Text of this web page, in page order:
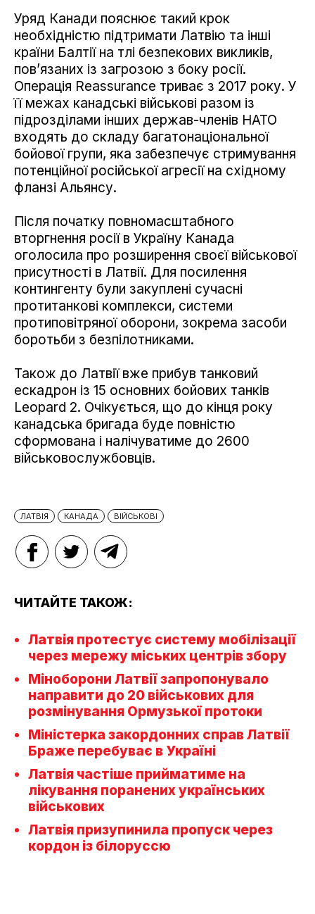
Уряд Канади пояснює такий крок
необхідністю підтримати Латвію та інші
країни Балтії на тлі безпекових викликів,
пов’язаних із загрозою з боку росії.
Операція Reassurance триває з 2017 року. У
її межах канадські військові разом із
підрозділами інших держав-членів НАТО
входять до складу багатонаціональної
бойової групи, яка забезпечує стримування
потенційної російської агресії на східному
фланзі Альянсу.
Після початку повномасштабного
вторгнення росії в Україну Канада
оголосила про розширення своєї військової
присутності в Латвії. Для посилення
контингенту були закуплені сучасні
протитанкові комплекси, системи
протиповітряної оборони, зокрема засоби
боротьби з безпілотниками.
Також до Латвії вже прибув танковий
ескадрон із 15 основних бойових танків
Leopard 2. Очікується, що до кінця року
канадська бригада буде повністю
сформована і налічуватиме до 2600
військовослужбовців.
ЛАТВІЯ КАНАДА ВІЙСЬКОВІ
ЧИТАЙТЕ ТАКОЖ:
Латвія протестує систему мобілізації
через мережу міських центрів збору
Міноборони Латвії запропонувало
направити до 20 військових для
розмінування Ормузької протоки
Міністерка закордонних справ Латвії
Браже перебуває в Україні
Латвія частіше прийматиме на
лікування поранених українських
військових
Латвія призупинила пропуск через
кордон із білоруссю